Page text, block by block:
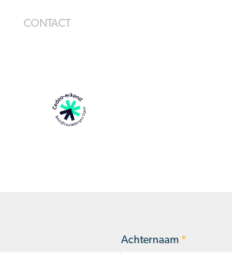
CONTACT
Achternaam *